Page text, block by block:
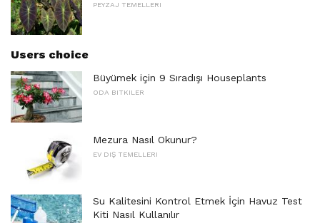
PEYZAJ TEMELLERI
Users choice
Büyümek için 9 Sıradışı Houseplants
ODA BITKILER
Mezura Nasıl Okunur?
EV DIŞ TEMELLERI
Su Kalitesini Kontrol Etmek İçin Havuz Test
Kiti Nasıl Kullanılır